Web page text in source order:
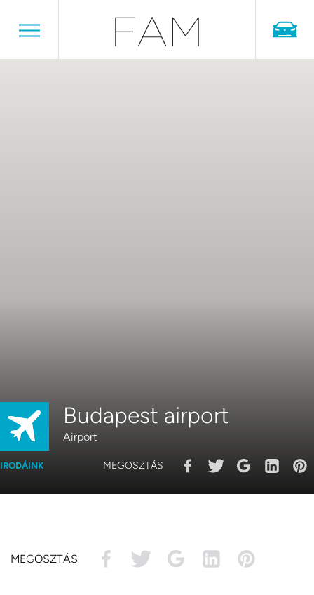
Budapest airport
Airport
IRODÁINK MEGOSZTÁS
MEGOSZTÁS